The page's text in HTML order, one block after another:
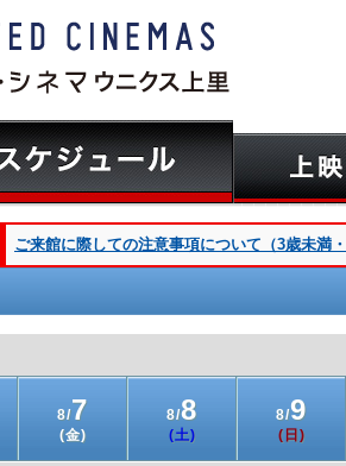
ご来館に際しての注意事項について（3歳未満
8/7
(金)
8/8
(土)
8/9
(日)